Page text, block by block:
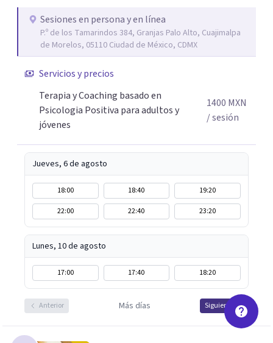
uno/a y acompañándolo/as a encontrar herramientas
que les permitan conectar con su vida de maneras
diferentes y avanzar hacia donde lo necesitan. Hago
manera presencial en la Ciudad de México.
Adicionalmente enseño herramientas de psicología
positiva y bienestar a grupos y equipos.
Sesiones en persona y en línea
P.º de los Tamarindos 384, Granjas Palo Alto, Cuajimalpa
de Morelos, 05110 Ciudad de México, CDMX
Servicios y precios
Terapia y Coaching basado en
Psicologia Positiva para adultos y
jóvenes
1400 MXN
/ sesión
Jueves, 6 de agosto
18:00 18:40
19:20
22:00
22:40 23:20
Lunes, 10 de agosto
17:00 17:40 18:20
Anterior Más días Siguiente